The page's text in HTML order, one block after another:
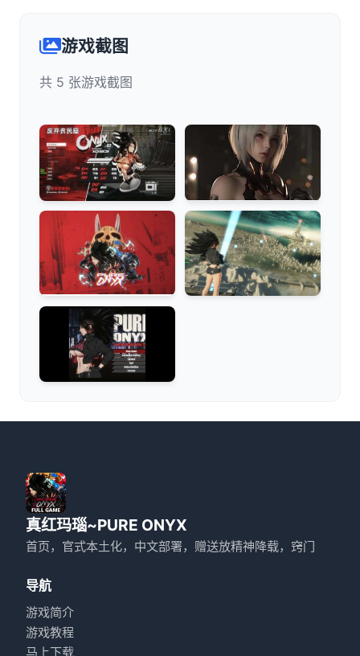
游戏截图
共 5 张游戏截图
真红玛瑙~PURE ONYX
首页，官式本土化，中文部署，赠送放精神降载，窍门
导航
游戏简介
游戏教程
马上下载